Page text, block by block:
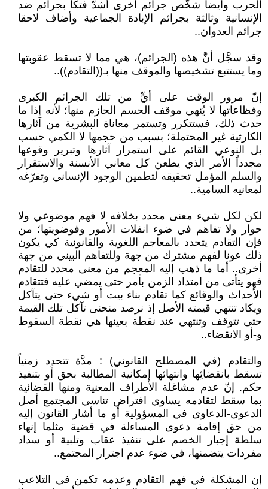
الحرب وأيضا شخَّص جرائم أخرى أشدّ فتكاً بجرائم ضد
الإنسانية وثالثة بجرائم الإبادة الجماعية وأضاف لاحقا
جرائم العدوان..
وقد سجَّل أنَّ هذه (الجرائم)، هي مما لا تسقط عقوبتها
وما يستتبع تشخيصها والموقف منها بـ((التقادم))..
إنّ مرور الوقت على أيٍّ من تلك الجرائم الكبرى
وفظاعاتها لا يُنهي موقف الحسم الحازم منها؛ لأنه إذا ما
حدث ذلك، فستتكرر وتستمر معاناة البشرية من آثارها
الكارثية غير المحتملة؛ بسبب من حجمها لا الكمي حسب
بل النوعي القائم على استمرار آثارها وتبرير وقوعها
مجدداً الأمر الذي يطعن كل معاني الأنسنة والاستقرار
والسلم المؤمل تحقيقه لتطمين الوجود الإنساني وتفرّغه
لمعانيه السامية..
لكن لكل شيء معنى محدد بخلافه لا فهم موضوعي ولا
حوار ولا تفاهم في ضوء انفلات الأمور وفوضويتها؛ من
فإن التقادم يتحدد بالمعاجم اللغوية والقانونية كي يكون
ذلك عونا لفهم مشترك من جهة وللتفاهم البيني من جهة
أخرى.. أما ما ذهب إليه المعجم من معنى محدد للتقادم
فهو يتأتى من امتداد الزمن بأمر حتى يمضي عليه فتتقادم
الأحداث والوقائع كما تقادم بناء بيت أو شيء حتى يتآكل
ويكاد تنتهي قيمته الأصل إذ نرصد منحنى تآكل تلك القيمة
حتى تتوقف وتنتهي عند نقطة بعينها هي نقطة السقوط
و-أو الانقضاء..
والتقادم (في المصطلح القانوني) : مدَّة تتحدد زمنياً
تسقط بانقضائِها وانتهائها إمكانية المطالبة بحق أَو بتنفيذ
حكم. إنّ عدم مشاغلة الأطراف المعنية ومنها القضائية
بما سقط لتقادمه يساوي افتراض تناسي المجتمع أصل
الدعوى-الدعاوى في المسؤولية أو ما أشار القانون إليه
من حق إقامة دعوى المساءلة في قضية مثلما إنهاء
سلطة إجبار الخصم على تنفيذ عقاب وتلبية أو سداد
مفردات يتضمنها، في ضوء عدم اجترار المجتمع..
إن المشكلة في فهم التقادم وعدمه تكمن في التلاعب